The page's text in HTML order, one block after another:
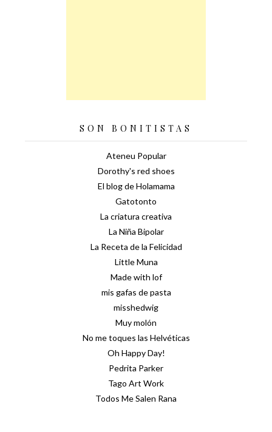
SON BONITISTAS
Ateneu Popular
Dorothy's red shoes
El blog de Holamama
Gatotonto
La criatura creativa
La Niña Bipolar
La Receta de la Felicidad
Little Muna
Made with lof
mis gafas de pasta
misshedwig
Muy molón
No me toques las Helvéticas
Oh Happy Day!
Pedrita Parker
Tago Art Work
Todos Me Salen Rana